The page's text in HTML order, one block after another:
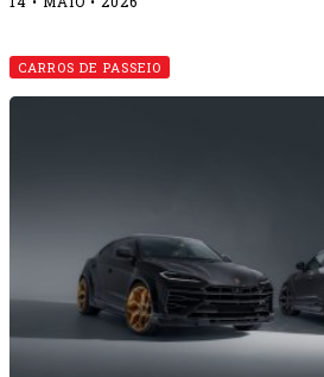
CARROS DE PASSEIO